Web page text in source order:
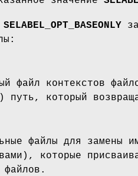
SELABEL_OPT_BASEONLY
файл контекстов
) путь, который
файлы для замены
которые
файлов.